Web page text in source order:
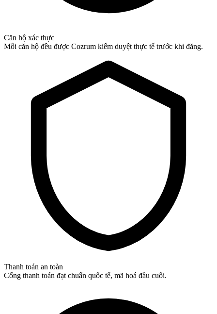
Căn hộ xác thực
Mỗi căn hộ đều được Cozrum kiểm duyệt thực tế trước khi đăng.
Thanh toán an toàn
Cổng thanh toán đạt chuẩn quốc tế, mã hoá đầu cuối.